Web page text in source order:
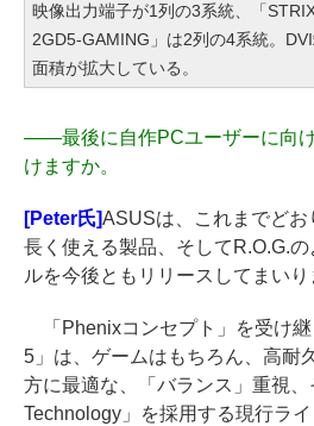
映像出力端子が1列の3系統、「
2GD5-GAMING」は2列の4系統。
面積が拡大している。
――最後に自作PCユーザーに向
けますか。
[Peter氏]ASUSは、これまでどお
長く使える製品、そしてR.O.G.
ルを今後ともリリースしてまいり
「Phenixコンセプト」を受け
5」は、ゲームはもちろん、高耐
方に最適な、「バランス」重視
Technology」を採用する現行ラ